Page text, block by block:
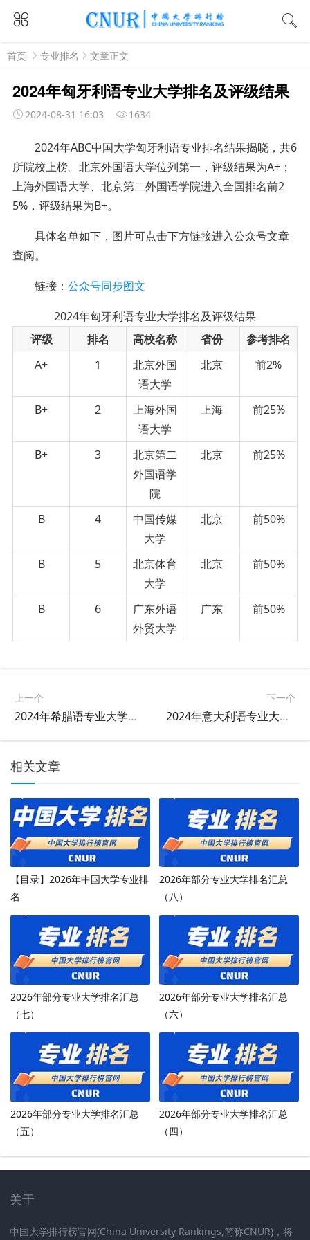
首页 专业排名 文章正文
2024年匈牙利语专业大学排名及评级结果
2024-08-31 16:03 1634
2024年ABC中国大学匈牙利语专业排名结果揭晓，共6
所院校上榜。 北京外国语大学位列第一，评级结果为A+；
上海外国语大学、北京第二外国语学院进入全国排名前2
5%，评级结果为B+。
具体名单如下，图片可点击下方链接进入公众号文章
查阅。
链接： 公众号同步图文
2024年匈牙利语专业大学排名及评级结果
评级
排名 高校名称 省份
参考排名
A+
1
北京外国
语大学
北京 前2%
B+ 2
上海外国
语大学
上海 前25%
B+ 3
北京第二
外国语学
院
北京 前25%
B 4
中国传媒
大学
北京 前50%
B 5
北京体育
大学
北京 前50%
B 6
广东外语
外贸大学
广东 前50%
上一个
2024年希腊语专业大学排名及评级结果
下一个
2024年意大利语专业大学排名及评级结果
相关文章
【目录】2026年中国大学专业排
名
2026年部分专业大学排名汇总
（八）
2026年部分专业大学排名汇总
（七）
2026年部分专业大学排名汇总
（六）
2026年部分专业大学排名汇总
（五）
2026年部分专业大学排名汇总
（四）
关于
中国大学排行榜官网(China University Rankings,简称CNUR)，将